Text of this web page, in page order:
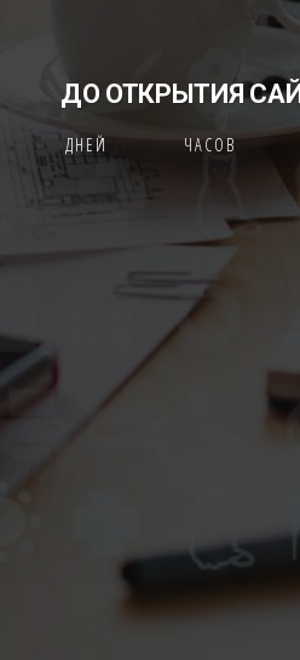
ДО ОТКРЫТИЯ
ДНЕЙ ЧАСОВ